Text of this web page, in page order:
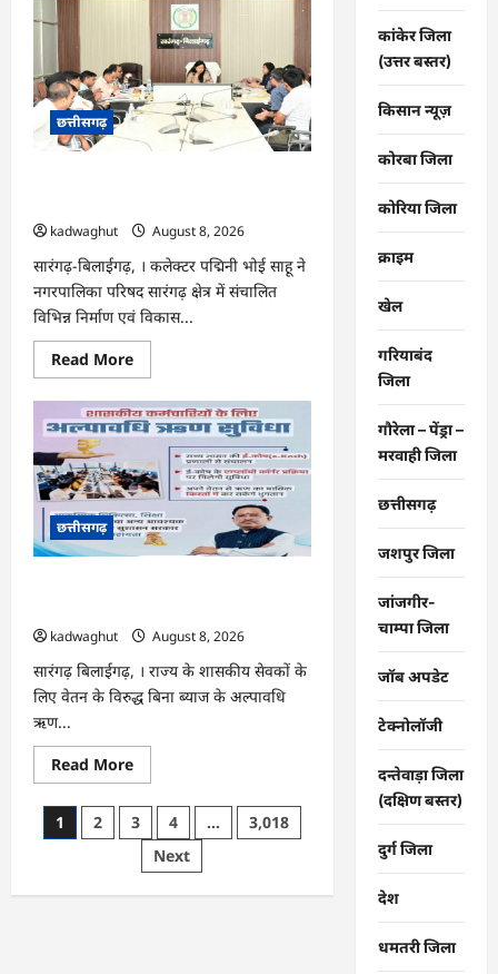
राष्ट्रीय
हथकरघा
दिवस
पर
विशेष
आयोजन
…
छत्तीसगढ़
kadwaghut
August 8, 2026
सारंगढ़-बिलाईगढ़, । कलेक्टर पद्मिनी भोई साहू ने
नगरपालिका परिषद सारंगढ़ क्षेत्र में संचालित
विभिन्न निर्माण एवं विकास...
Read MoreRead
more
CG
:
सारंगढ़
नगरपालिका
के
विकास
कार्यों
का
कलेक्टर
ने
की
छत्तीसगढ़
kadwaghut
August 8, 2026
सारंगढ़ बिलाईगढ़, । राज्य के शासकीय सेवकों के
लिए वेतन के विरुद्ध बिना ब्याज के अल्पावधि
ऋण...
Read MoreRead
more
CG
:
वेतन
आधार
Posts
1 2 3 4 …
3,018
Next
कांकेर जिला
(उत्तर बस्तर)
किसान न्यूज़
कोरबा जिला
कोरिया जिला
क्राइम
खेल
गरियाबंद
जिला
गौरेला – पेंड्रा –
मरवाही जिला
छत्तीसगढ़
जशपुर जिला
जांजगीर-
चाम्पा जिला
जॉब अपडेट
टेक्नोलॉजी
दन्तेवाड़ा जिला
(दक्षिण बस्तर)
दुर्ग जिला
देश
धमतरी जिला